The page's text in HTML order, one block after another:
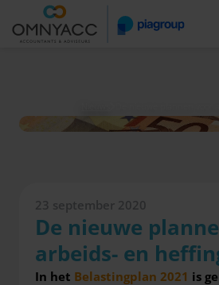
Vestigingen Zoeken
23 september 2020
De nieuwe
arbeids- en
In het Belastingplan 2021 is